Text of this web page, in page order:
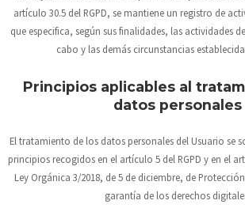
artículo 30.5 del RGPD, se mantiene un registro de
que especifica, según sus finalidades, las actividades
cabo y las demás circunstancias
Principios aplicables al
datos personales
El tratamiento de los datos personales del Usuario se
principios recogidos en el artículo 5 del RGPD y en el
Ley Orgánica 3/2018, de 5 de diciembre, de
garantía de los derechos